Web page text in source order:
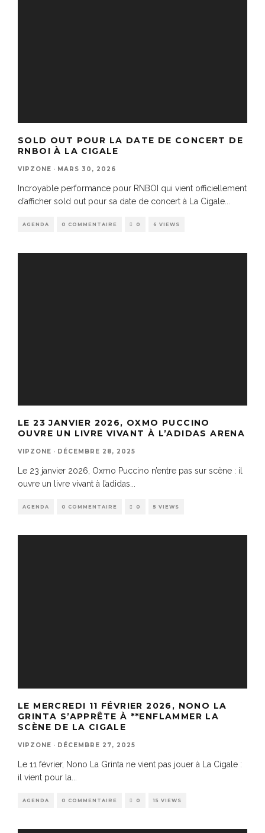
SOLD OUT POUR LA DATE DE CONCERT DE
RNBOI À LA CIGALE
VIPZONE · MARS 30, 2026
Incroyable performance pour RNBOI qui vient officiellement
d’afficher sold out pour sa date de concert à La Cigale
AGENDA 0 COMMENTAIRE 0 6 VIEWS
LE 23 JANVIER 2026, OXMO PUCCINO
OUVRE UN LIVRE VIVANT À L’ADIDAS ARENA
VIPZONE · DÉCEMBRE 28, 2025
Le 23 janvier 2026, Oxmo Puccino n’entre pas sur scène : il
ouvre un livre vivant à l’adidas...
AGENDA 0 COMMENTAIRE 0 5 VIEWS
LE MERCREDI 11 FÉVRIER 2026, NONO LA
GRINTA S’APPRÊTE À **ENFLAMMER LA
SCÈNE DE LA CIGALE
VIPZONE · DÉCEMBRE 27, 2025
Le 11 février, Nono La Grinta ne vient pas jouer à La Cigale :
il vient pour la
AGENDA 0 COMMENTAIRE 0 15 VIEWS